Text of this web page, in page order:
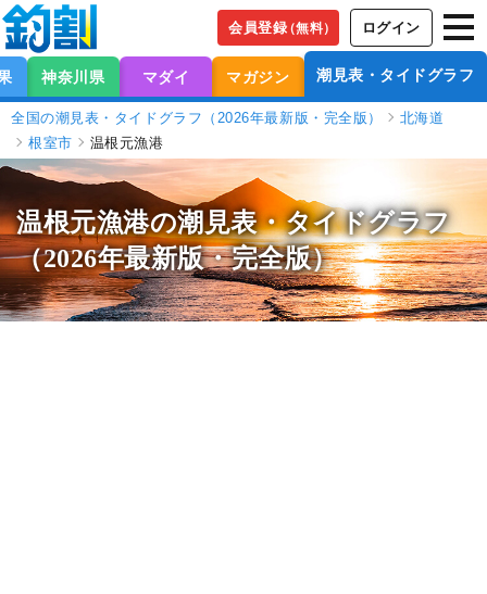
会員登録（無料） ログイン
神奈川県 マダイ マガジン 潮見表・タイドグラフ
全国の潮見表・タイドグラフ（2026年最新版・完全版）
北海道
根室市
温根元漁港
温根元漁港の潮見表・タイドグラフ
（2026年最新版・完全版）